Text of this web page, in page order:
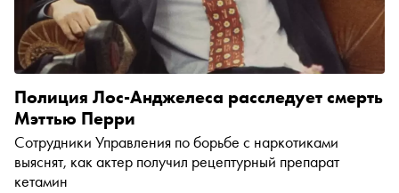
Полиция Лос-Анджелеса расследует смерть
Мэттью Перри
Сотрудники Управления по борьбе с наркотиками
выяснят, как актер получил рецептурный препарат
кетамин